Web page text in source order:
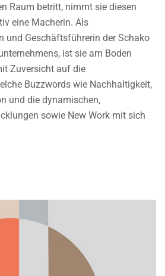
Raum betritt, nimmt sie diesen
eine Macherin. Als
und Geschäftsführerin der Schako
ist sie am Boden
Zuversicht auf die
Buzzwords wie Nachhaltigkeit,
und die dynamischen,
sowie New Work mit sich